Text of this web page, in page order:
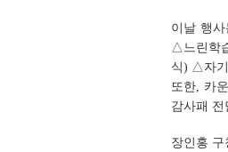
이날 행
△느린학
식) △자기
또한, 카
감사패 전
장인홍